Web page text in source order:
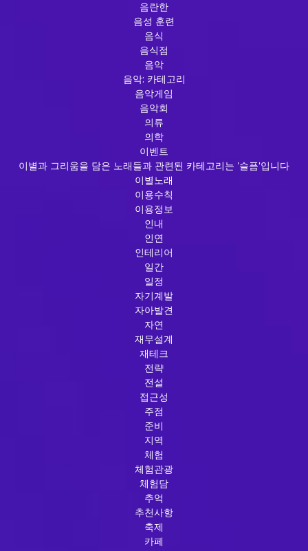
음란한
음성 훈련
음식
음식점
음악
음악: 카테고리
음악게임
음악회
의류
의학
이벤트
이별과 그리움을 담은 노래들과 관련된 카테고리는 '슬픔'입니다
이별노래
이용수칙
이용정보
인내
인연
인테리어
일간
일정
자기계발
자아발견
자연
재무설계
재테크
전략
전설
접근성
주점
준비
지역
체험
체험관광
체험담
추억
추천사항
축제
카페